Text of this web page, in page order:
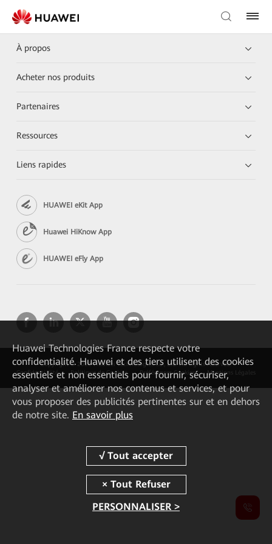
À propos
Acheter nos produits
Partenaires
Ressources
Liens rapides
HUAWEI eKit App
Huawei HiKnow App
HUAWEI eFly App
Copyright © 2026 Huawei Technologies Co., Ltd. All rights reserved.
Confidentialité
Politique de Cookies Préférences Cookies Mentions Légales
Huawei Technologies Francerespecte votre
confidentialité. Huawei et des tiers utilisent des cookies
essentiels et non essentiels pour fournir, sécuriser,
analyser et améliorer nos contenus et services, et pour
vous proposer des publicités pertinentes sur et en dehors
de notre site. En savoir plus
PERSONNALISER >